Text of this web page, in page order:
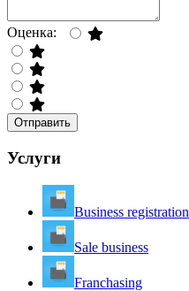
Оценка:
Отправить
Услуги
Business registration
Sale business
Franchasing